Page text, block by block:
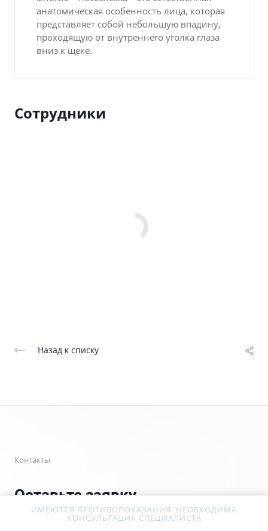
анатомическая особенность лица, которая
представляет собой небольшую впадину,
проходящую от внутреннего уголка глаза
вниз к щеке.
Сотрудники
Назад к списку
Контакты
Оставьте заявку
ИМЕЮТСЯ ПРОТИВОПОКАЗАНИЯ. НЕОБХОДИМА
КОНСУЛЬТАЦИЯ СПЕЦИАЛИСТА